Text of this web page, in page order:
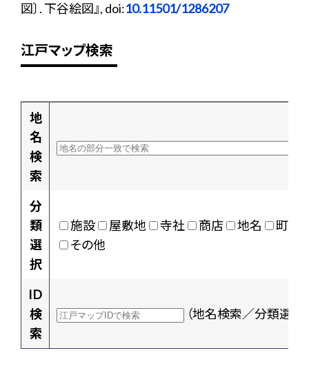
図〕. 下谷絵図』, doi:10.11501/1286207
江戸マップ検索
地
名
検
索
分
類
選
択
施設 屋敷地 寺社 商店 地名
町村
その他
ID
検
索
（地名検索／分類選択